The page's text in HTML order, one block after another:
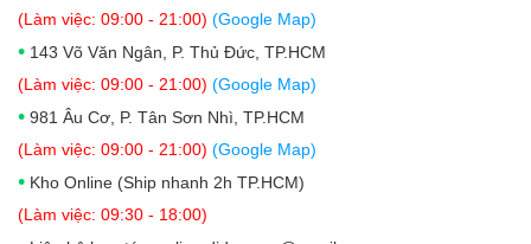
(Làm việc: 09:00 - 21:00) (Google Map)
• 143 Võ Văn Ngân, P. Thủ Đức, TP.HCM
(Làm việc: 09:00 - 21:00) (Google Map)
• 981 Âu Cơ, P. Tân Sơn Nhì, TP.HCM
(Làm việc: 09:00 - 21:00) (Google Map)
• Kho Online (Ship nhanh 2h TP.HCM)
(Làm việc: 09:30 - 18:00)